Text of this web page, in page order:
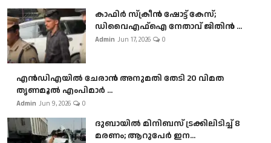
കാഫിർ സ്‌ക്രീൻ ഷോട്ട് കേസ്;
ഡിവൈഎഫ്ഐ നേതാവ് ജിതിൻ ...
Admin Jun 17, 2026 0
എൻഡിഎയിൽ ചേരാൻ അനുമതി തേടി 20 വിമത
തൃണമൂൽ എംപിമാർ ...
Admin Jun 9, 2026 0
ദുബായിൽ മിനിബസ്​ ട്രക്കിലിടിച്ച് 8
മരണം; ആറുപേർ ഇന...